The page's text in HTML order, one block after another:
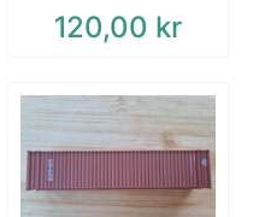
120,00 kr